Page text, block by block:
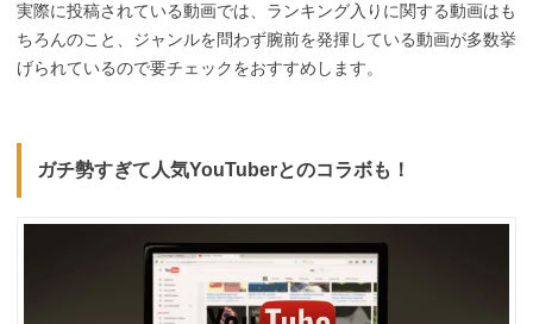
実際に投稿されている動画では、ランキング入りに関する動画はも
ちろんのこと、ジャンルを問わず腕前を発揮している動画が多数挙
げられているので要チェックをおすすめします。
ガチ勢すぎて人気YouTuberとのコラボも！